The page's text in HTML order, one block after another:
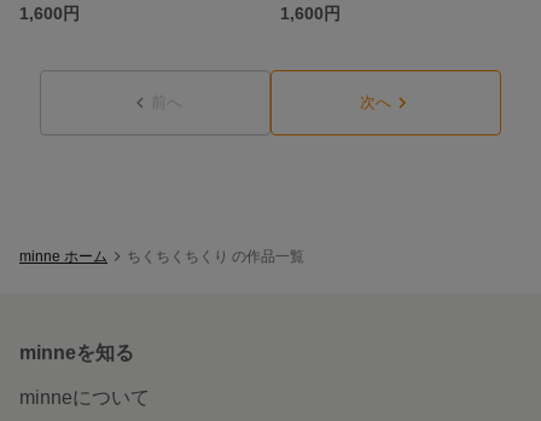
1,600円
1,600円
前へ 次へ
minne ホーム ちくちくちくり の作品一覧
minneを知る
minneについて